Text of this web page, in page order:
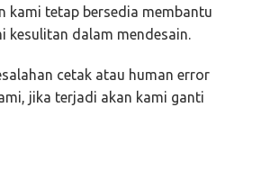
kami tetap bersedia membantu
kesulitan dalam mendesain.
cetak atau human error
jika terjadi akan kami ganti